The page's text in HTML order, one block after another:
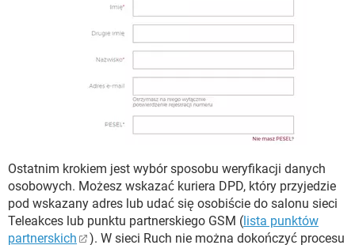
Ostatnim krokiem jest wybór sposobu weryfikacji danych
osobowych. Możesz wskazać kuriera DPD, który przyjedzie
pod wskazany adres lub udać się osobiście do salonu sieci
Teleakces lub punktu partnerskiego GSM (lista punktów
partnerskich
). W sieci Ruch nie można dokończyć procesu